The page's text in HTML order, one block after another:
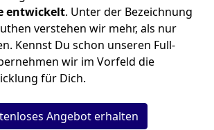
entwickelt. Unter der Bezeichnung
verstehen wir mehr, als nur
Kennst Du schon unseren Full-
wir im Vorfeld die
für Dich.
Angebot erhalten